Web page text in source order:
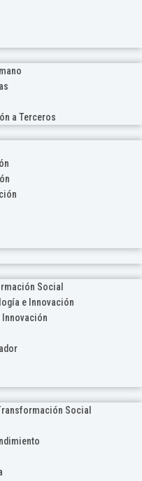
a Terceros
Social
e Innovación
Social